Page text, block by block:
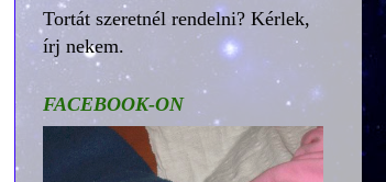
Tortát szeretnél rendelni? Kérlek,
írj nekem.
FACEBOOK-ON